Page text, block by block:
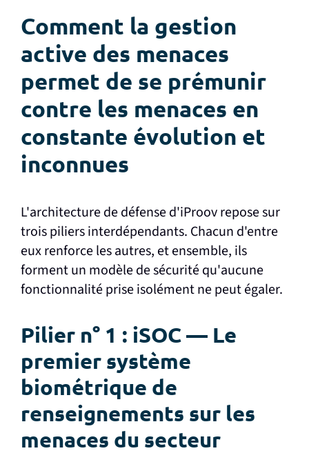
Comment la gestion
active des menaces
permet de se prémunir
contre les menaces en
constante évolution et
inconnues
L'architecture de défense d'iProov repose sur
trois piliers interdépendants. Chacun d'entre
eux renforce les autres, et ensemble, ils
forment un modèle de sécurité qu'aucune
fonctionnalité prise isolément ne peut égaler.
Pilier n° 1 : iSOC — Le
premier système
biométrique de
renseignements sur les
menaces du secteur